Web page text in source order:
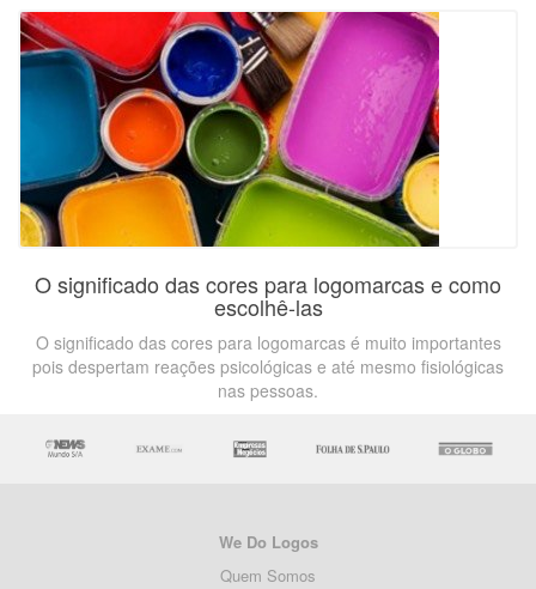
O significado das cores para logomarcas e como
escolhê-las
O significado das cores para logomarcas é muito importantes
pois despertam reações psicológicas e até mesmo fisiológicas
nas pessoas.
We Do Logos
Quem Somos